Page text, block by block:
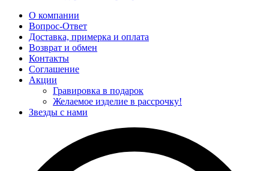
О компании
Вопрос-Ответ
Доставка, примерка и оплата
Возврат и обмен
Контакты
Соглашение
Акции
Гравировка в подарок
Желаемое изделие в рассрочку!
Звезды с нами